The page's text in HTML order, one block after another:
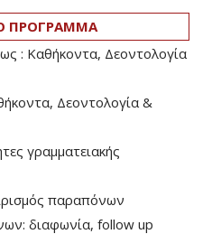
ΠΡΟΓΡΑΜΜΑ
: Καθήκοντα, Δεοντολογία
Δεοντολογία &
γραμματειακής
παραπόνων
διαφωνία, follow up